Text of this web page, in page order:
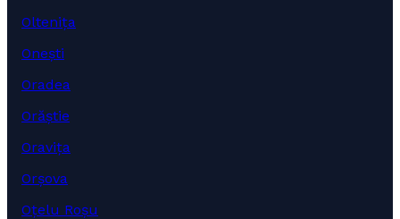
Oltenița
Onești
Oradea
Orăștie
Oravița
Orșova
Oțelu Roșu